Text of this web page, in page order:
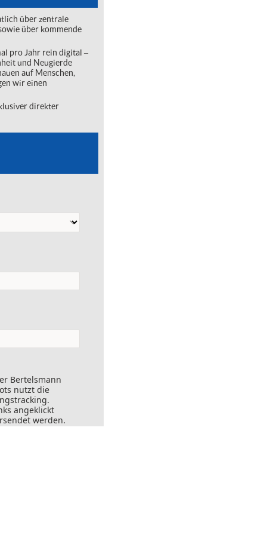
über zentrale
über kommende
pro Jahr rein digital ‒
und Neugierde
auf Menschen,
wir einen
direkter
Bertelsmann
nutzt die
angeklickt
werden.
widerrufen